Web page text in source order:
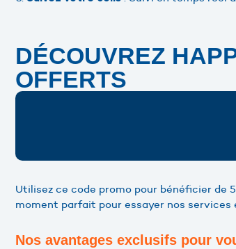
DÉCOUVREZ
OFFERTS
Utilisez ce code promo pour bénéficier de
moment parfait pour essayer nos
Nos avantages exclusifs pour